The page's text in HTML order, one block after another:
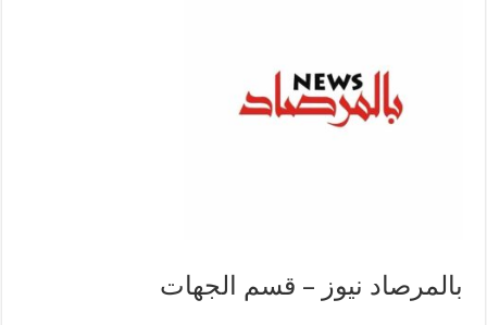
بالمرصاد نيوز – قسم الجهات